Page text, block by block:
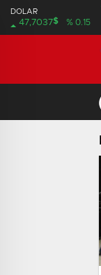
DOLAR
47,7037$ % 0.15